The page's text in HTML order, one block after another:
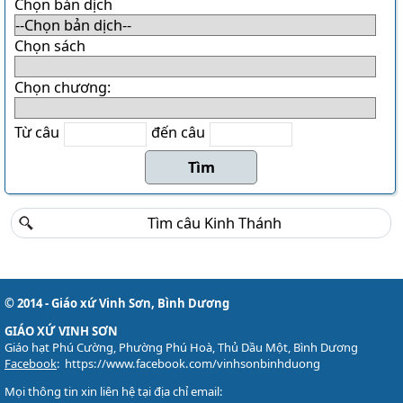
Danh sách khu Bảo Lộc
THÁNH CA
Download LỜI BÀI HÁT
Danh sách bài hát MP3
Danh sách Album
Tải về (file pdf và encore)
Lịch sử Giáo xứ
Đôi nét về Giáo xứ ...
Chọn bản dịch
Chọn sách
Chọn chương:
Từ câu đến câu
© 2014 - Giáo xứ Vinh Sơn, Bình Dương
GIÁO XỨ VINH SƠN
Giáo hạt Phú Cường, Phường Phú Hoà, Thủ Dầu Một, Bình Dương
Facebook: https://www.facebook.com/vinhsonbinhduong
Mọi thông tin xin liên hệ tại địa chỉ email: